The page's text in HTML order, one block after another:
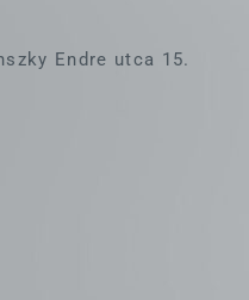
Endre utca 15.